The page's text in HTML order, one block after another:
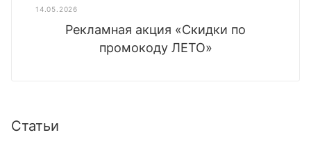
14.05.2026
Рекламная акция «Скидки по
промокоду ЛЕТО»
Статьи